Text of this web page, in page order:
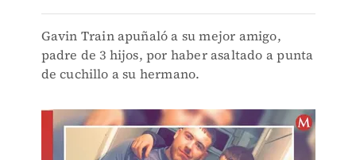
Gavin Train apuñaló a su mejor amigo,
padre de 3 hijos, por haber asaltado a punta
de cuchillo a su hermano.